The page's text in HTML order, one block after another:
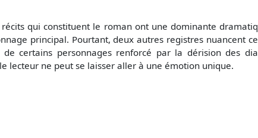
récits qui constituent le roman ont une dominante
principal. Pourtant, deux autres registres nuancent
de certains personnages renforcé par la dérision des
lecteur ne peut se laisser aller à une émotion unique.